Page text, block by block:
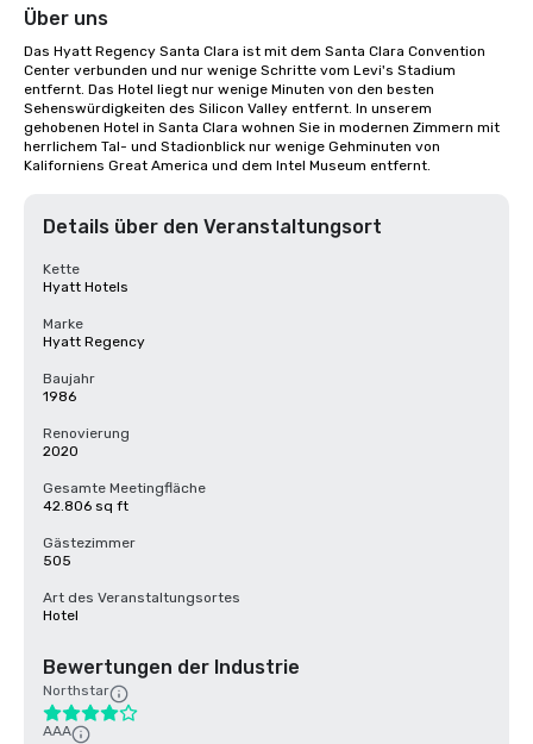
Über uns
Das Hyatt Regency Santa Clara ist mit dem Santa Clara Convention
Center verbunden und nur wenige Schritte vom Levi's Stadium
entfernt. Das Hotel liegt nur wenige Minuten von den besten
Sehenswürdigkeiten des Silicon Valley entfernt. In unserem
gehobenen Hotel in Santa Clara wohnen Sie in modernen Zimmern mit
herrlichem Tal- und Stadionblick nur wenige Gehminuten von
Kaliforniens Great America und dem Intel Museum entfernt.
Details über den Veranstaltungsort
Kette
Hyatt Hotels
Marke
Hyatt Regency
Baujahr
1986
Renovierung
2020
Gesamte Meetingfläche
42.806 sq ft
Gästezimmer
505
Art des Veranstaltungsortes
Hotel
Bewertungen der Industrie
Northstar
AAA